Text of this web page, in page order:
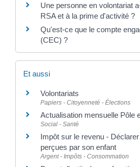
Une personne en volontariat
RSA et à la prime d'activité ?
Qu'est-ce que le compte
(CEC) ?
Et aussi
Volontariats
Papiers - Citoyenneté - Élections
Actualisation mensuelle Pôle
Social - Santé
Impôt sur le revenu -
perçues par son enfant
Argent - Impôts - Consommation